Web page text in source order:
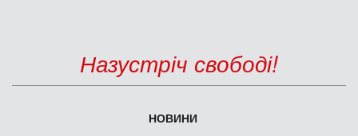
Назустріч свободі!
НОВИНИ